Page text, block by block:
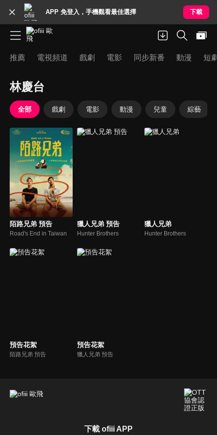
APP 免登入，手機觀看最佳選擇 下載
推薦 電視頻道 戲劇 電影 同步新番 動漫 短
林慶台
全部 戲劇 電影 動漫 兒童 綜藝
陌路兄弟 預告
Road's End in Taiwan
獵人兄弟 預告
Hunter Brothers
獵人兄弟
Hunter Brothers
預告花絮
陌路兄弟 預告
預告花絮
獵人兄弟 預告
下載 ofiii APP